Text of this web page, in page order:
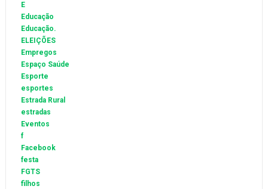
E
Educação
Educação.
ELEIÇÕES
Empregos
Espaço Saúde
Esporte
esportes
Estrada Rural
estradas
Eventos
f
Facebook
festa
FGTS
filhos